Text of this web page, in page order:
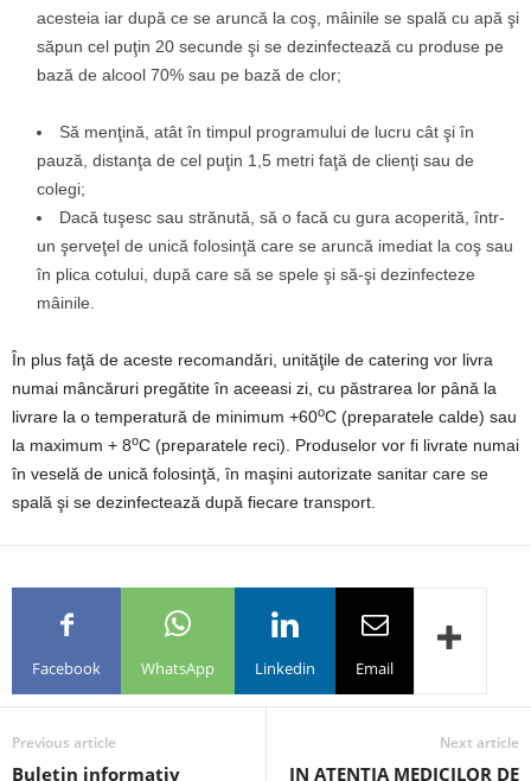
acesteia iar după ce se aruncă la coş, mâinile se spală cu apă şi
săpun cel puţin 20 secunde şi se dezinfectează cu produse pe
bază de alcool 70% sau pe bază de clor;
Să menţină, atât în timpul programului de lucru cât şi în
pauză, distanţa de cel puţin 1,5 metri faţă de clienţi sau de
colegi;
Dacă tuşesc sau strănută, să o facă cu gura acoperită, într-
un şerveţel de unică folosinţă care se aruncă imediat la coş sau
în plica cotului, după care să se spele şi să-şi dezinfecteze
mâinile.
În plus faţă de aceste recomandări, unităţile de catering vor livra
numai mâncăruri pregătite în aceeasi zi, cu păstrarea lor până la
livrare la o temperatură de minimum +60oC (preparatele calde) sau
la maximum + 8oC (preparatele reci). Produselor vor fi livrate numai
în veselă de unică folosinţă, în maşini autorizate sanitar care se
spală şi se dezinfectează după fiecare transport.
Facebook WhatsApp Linkedin Email
Previous article
Buletin informativ
Next article
IN ATENTIA MEDICILOR DE